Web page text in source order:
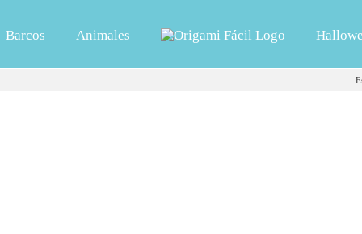
Barcos Animales